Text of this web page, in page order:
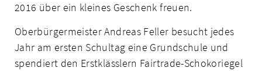
2016 über ein kleines Geschenk freuen.
Oberbürgermeister Andreas Feller besucht jedes
Jahr am ersten Schultag eine Grundschule und
spendiert den Erstklässlern Fairtrade-Schokoriegel